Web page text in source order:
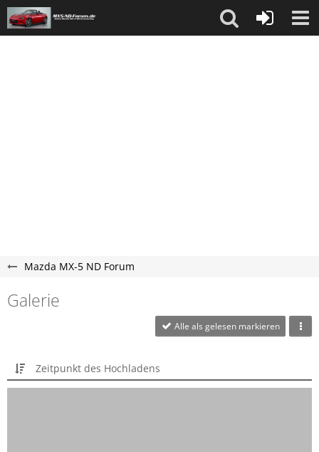
Mazda MX-5 ND Forum
Galerie
Alle als gelesen markieren
Zeitpunkt des Hochladens